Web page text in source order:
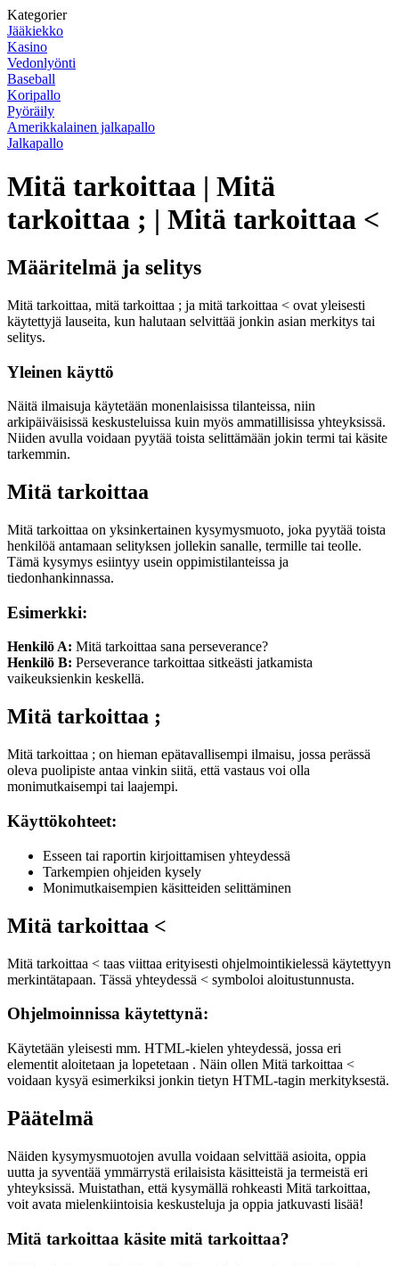
Kategorier
Jääkiekko
Kasino
Vedonlyönti
Baseball
Koripallo
Pyöräily
Amerikkalainen jalkapallo
Jalkapallo
Mitä tarkoittaa | Mitä
tarkoittaa ; | Mitä tarkoittaa <
Määritelmä ja selitys
Mitä tarkoittaa, mitä tarkoittaa ; ja mitä tarkoittaa < ovat yleisesti
käytettyjä lauseita, kun halutaan selvittää jonkin asian merkitys tai
selitys.
Yleinen käyttö
Näitä ilmaisuja käytetään monenlaisissa tilanteissa, niin
arkipäiväisissä keskusteluissa kuin myös ammatillisissa yhteyksissä.
Niiden avulla voidaan pyytää toista selittämään jokin termi tai käsite
tarkemmin.
Mitä tarkoittaa
Mitä tarkoittaa on yksinkertainen kysymysmuoto, joka pyytää toista
henkilöä antamaan selityksen jollekin sanalle, termille tai teolle.
Tämä kysymys esiintyy usein oppimistilanteissa ja
tiedonhankinnassa.
Esimerkki:
Henkilö A: Mitä tarkoittaa sana perseverance?
Henkilö B: Perseverance tarkoittaa sitkeästi jatkamista
vaikeuksienkin keskellä.
Mitä tarkoittaa ;
Mitä tarkoittaa ; on hieman epätavallisempi ilmaisu, jossa perässä
oleva puolipiste antaa vinkin siitä, että vastaus voi olla
monimutkaisempi tai laajempi.
Käyttökohteet:
Esseen tai raportin kirjoittamisen yhteydessä
Tarkempien ohjeiden kysely
Monimutkaisempien käsitteiden selittäminen
Mitä tarkoittaa <
Mitä tarkoittaa < taas viittaa erityisesti ohjelmointikielessä käytettyyn
merkintätapaan. Tässä yhteydessä < symboloi aloitustunnusta.
Ohjelmoinnissa käytettynä:
Käytetään yleisesti mm. HTML-kielen yhteydessä, jossa eri
elementit aloitetaan ja lopetetaan . Näin ollen Mitä tarkoittaa <
voidaan kysyä esimerkiksi jonkin tietyn HTML-tagin merkityksestä.
Päätelmä
Näiden kysymysmuotojen avulla voidaan selvittää asioita, oppia
uutta ja syventää ymmärrystä erilaisista käsitteistä ja termeistä eri
yhteyksissä. Muistathan, että kysymällä rohkeasti Mitä tarkoittaa,
voit avata mielenkiintoisia keskusteluja ja oppia jatkuvasti lisää!
Mitä tarkoittaa käsite mitä tarkoittaa?